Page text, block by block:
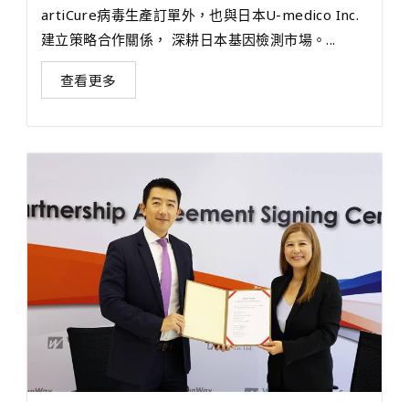
artiCure病毒生產訂單外，也與日本U-medico Inc.
建立策略合作關係， 深耕日本基因檢測市場。...
查看更多